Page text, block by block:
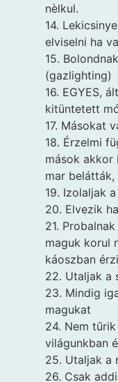
nèlkul.
14.
elviselni ha
15.
(gazlighting)
16. EGYES,
kitüntetett
17. Másokat
18. Érzelmi
mások akkor
mar
19. Izolaljak
20. Elvezik
21.
maguk korul
káoszban
22. Utaljak a
23. Mindig
magukat
24. Nem
világunkban
25. Utaljak a
26. Csak